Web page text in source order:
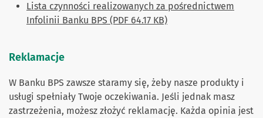
Lista czynności realizowanych za pośrednictwem
Infolinii Banku BPS (PDF 64.17 KB)
Reklamacje
W Banku BPS zawsze staramy się, żeby nasze produkty i
usługi spełniały Twoje oczekiwania. Jeśli jednak masz
zastrzeżenia, możesz złożyć reklamację. Każda opinia jest